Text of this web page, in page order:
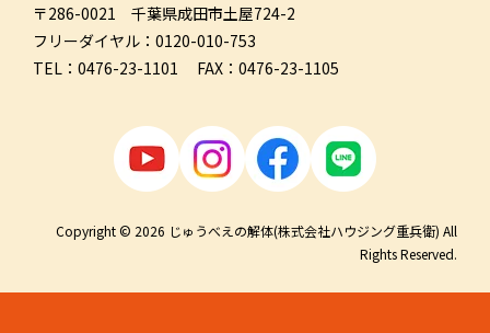
〒286-0021 千葉県成田市土屋724-2
フリーダイヤル：0120-010-753
TEL：0476-23-1101 FAX：0476-23-1105
Copyright © 2026 じゅうべえの解体(株式会社ハウジング重兵衛) All
Rights Reserved.